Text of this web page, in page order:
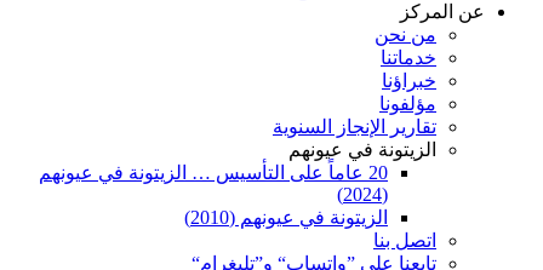
عن المركز
من نحن
خدماتنا
خبراؤنا
مؤلفونا
تقارير الإنجاز السنوية
الزيتونة في عيونهم
20 عاماً على التأسيس … الزيتونة في عيونهم
(2024)
الزيتونة في عيونهم (2010)
اتصل بنا
تابعنا على ”واتساب“ و”تليغرام“